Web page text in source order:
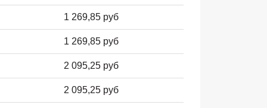
1 269,85 руб
1 269,85 руб
2 095,25 руб
2 095,25 руб